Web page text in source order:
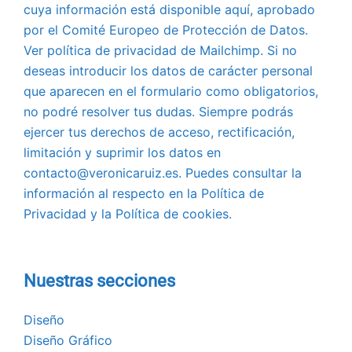
cuya información está disponible aquí, aprobado
por el Comité Europeo de Protección de Datos.
Ver política de privacidad de Mailchimp. Si no
deseas introducir los datos de carácter personal
que aparecen en el formulario como obligatorios,
no podré resolver tus dudas. Siempre podrás
ejercer tus derechos de acceso, rectificación,
limitación y suprimir los datos en
contacto@veronicaruiz.es. Puedes consultar la
información al respecto en la Política de
Privacidad y la Política de cookies.
Nuestras secciones
Diseño
Diseño Gráfico